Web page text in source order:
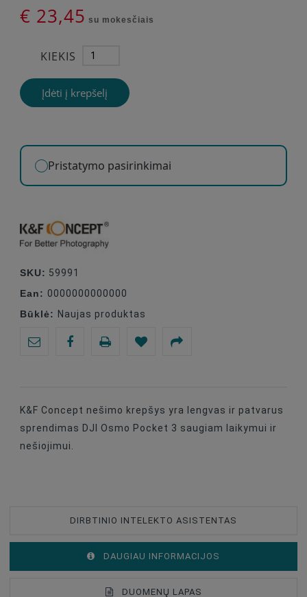
€ 23,45 su mokesčiais
KIEKIS
Įdėti į krepšelį
Pristatymo pasirinkimai
SKU: 59991
Ean: 0000000000000
Būklė: Naujas produktas
K&F Concept nešimo krepšys yra lengvas ir patvarus
sprendimas DJI Osmo Pocket 3 saugiam laikymui ir
nešiojimui.
DIRBTINIO INTELEKTO ASISTENTAS
DAUGIAU INFORMACIJOS
DUOMENŲ LAPAS